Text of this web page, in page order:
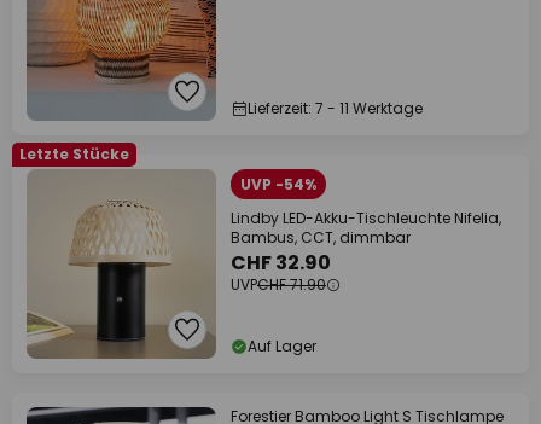
Lieferzeit: 7 - 11 Werktage
Letzte Stücke
UVP -54%
Lindby LED-Akku-Tischleuchte Nifelia,
Bambus, CCT, dimmbar
CHF 32.90
UVPCHF 71.90
Auf Lager
Forestier Bamboo Light S Tischlampe